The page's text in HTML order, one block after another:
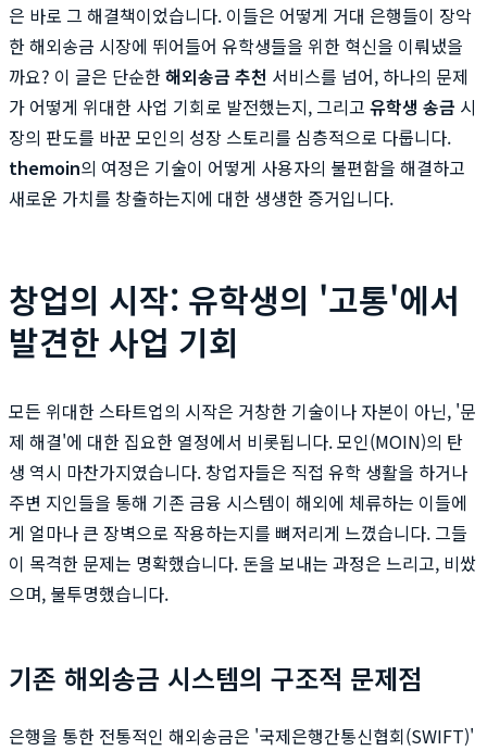
은 바로 그 해결책이었습니다. 이들은 어떻게 거대 은행들이 장악
한 해외송금 시장에 뛰어들어 유학생들을 위한 혁신을 이뤄냈을
까요? 이 글은 단순한해외송금 추천 서비스를 넘어, 하나의 문제
가 어떻게 위대한 사업 기회로 발전했는지, 그리고 유학생 송금 시
장의 판도를 바꾼 모인의 성장 스토리를 심층적으로 다룹니다.
themoin의 여정은 기술이 어떻게 사용자의 불편함을 해결하고
새로운 가치를 창출하는지에 대한 생생한 증거입니다.
창업의 시작: 유학생의 '고통'에서
발견한 사업 기회
모든 위대한 스타트업의 시작은 거창한 기술이나 자본이 아닌, '문
제 해결'에 대한 집요한 열정에서 비롯됩니다. 모인(MOIN)의 탄
생 역시 마찬가지였습니다. 창업자들은 직접 유학 생활을 하거나
주변 지인들을 통해 기존 금융 시스템이 해외에 체류하는 이들에
게 얼마나 큰 장벽으로 작용하는지를 뼈저리게 느꼈습니다. 그들
이 목격한 문제는 명확했습니다. 돈을 보내는 과정은 느리고, 비쌌
으며, 불투명했습니다.
기존 해외송금 시스템의 구조적 문제점
은행을 통한 전통적인 해외송금은 '국제은행간통신협회(SWIFT)'